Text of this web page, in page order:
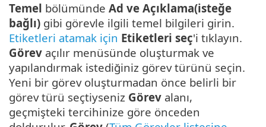
Temel bölümünde Ad ve Açıklama(isteğe
bağlı) gibi görevle ilgili temel bilgileri girin.
Etiketleri atamak için Etiketleri seç'i tıklayın.
Görev açılır menüsünde oluşturmak ve
yapılandırmak istediğiniz görev türünü seçin.
Yeni bir görev oluşturmadan önce belirli bir
görev türü seçtiyseniz Görev alanı,
geçmişteki tercihinize göre önceden